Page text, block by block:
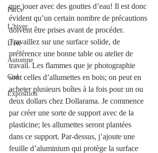
Parcs
L'hiver
L'été
Automne
Ciel
Exposition
que jouer avec des gouttes d’eau! Il est donc
évident qu’un certain nombre de précautions
doivent être prises avant de procéder.
Travaillez sur une surface solide, de
préférence une bonne table ou atelier de
travail. Les flammes que je photographie
sont celles d’allumettes en bois; on peut en
acheter plusieurs boîtes à la fois pour un ou
deux dollars chez Dollarama. Je commence
par créer une sorte de support avec de la
plasticine; les allumettes seront plantées
dans ce support. Par-dessus, j’ajoute une
feuille d’aluminium qui protège la surface